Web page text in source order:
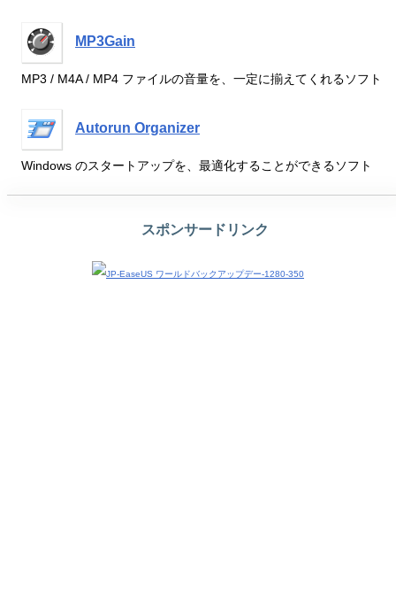
MP3Gain
MP3 / M4A / MP4 ファイルの音量を、一定に揃えてくれるソフト
Autorun Organizer
Windows のスタートアップを、最適化することができるソフト
スポンサードリンク